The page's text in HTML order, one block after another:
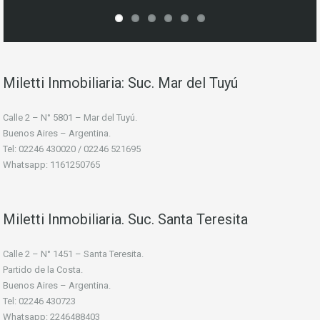
Miletti Inmobiliaria: Suc. Mar del Tuyú
Calle 2 – N° 5801 – Mar del Tuyú.
Buenos Aires – Argentina.
Tel: 02246 430020 / 02246 521695
Whatsapp: 1161250765
Miletti Inmobiliaria. Suc. Santa Teresita
Calle 2 – N° 1451 – Santa Teresita.
Partido de la Costa.
Buenos Aires – Argentina.
Tel: 02246 430723
Whatsapp: 2246488403